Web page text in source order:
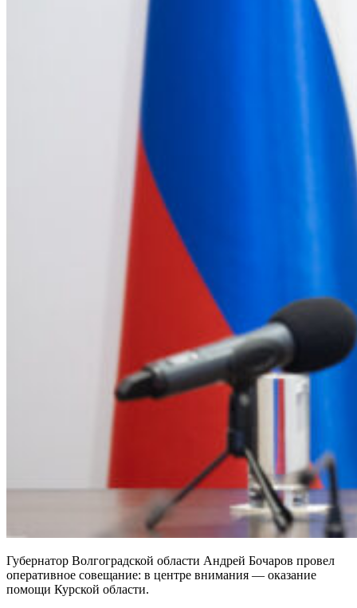
Губернатор Волгоградской области Андрей Бочаров провел
оперативное совещание: в центре внимания — оказание
помощи Курской области.